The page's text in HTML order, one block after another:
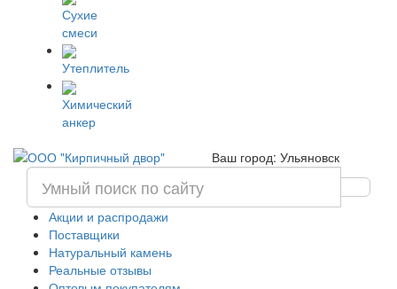
Сухие
смеси
Утеплитель
Химический
анкер
Ваш город: Ульяновск
Акции и распродажи
Поставщики
Натуральный камень
Реальные отзывы